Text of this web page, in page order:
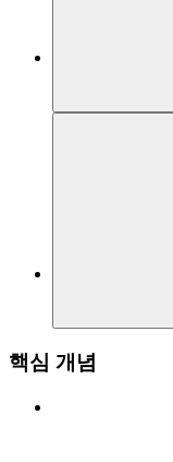
핵심 개념